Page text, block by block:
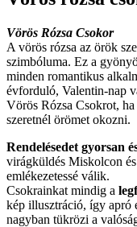
Vörös Rózsa Csokor
A vörös rózsa az örök
szimbóluma. Ez a
minden romantikus
évforduló, Valentin-nap
Vörös Rózsa Csokrot,
szeretnél örömet okozni.
Rendelésedet gyorsan
virágküldés Miskolcon
emlékezetessé válik.
Csokrainkat mindig a
kép illusztráció, így apró
nagyban tükrözi a